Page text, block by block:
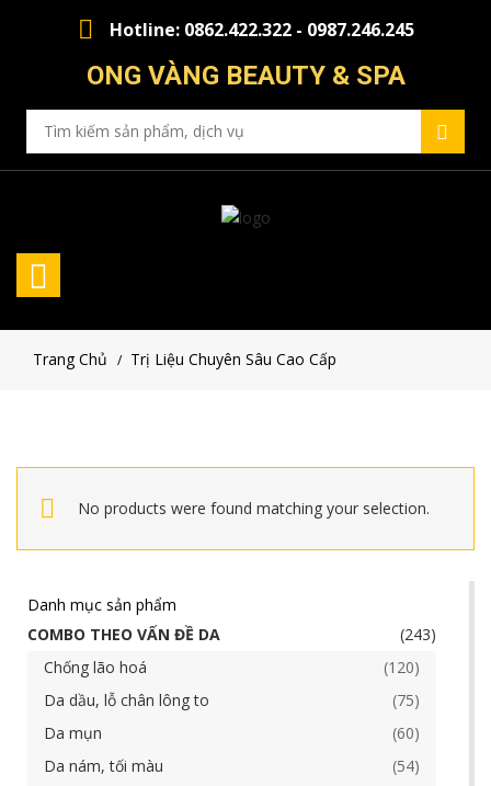
Hotline: 0862.422.322 - 0987.246.245
ONG VÀNG BEAUTY & SPA
Trang Chủ / Trị Liệu Chuyên Sâu Cao Cấp
Danh mục sản phẩm
COMBO THEO VẤN ĐỀ DA
243
Chống lão hoá
120
Da dầu, lỗ chân lông to
75
Da mụn
60
Da nám, tối màu
54
No products were found matching your selection.